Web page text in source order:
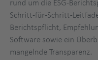
rund um die ESG-
Schritt-für-Schritt-
Berichtspflicht,
Software sowie ein
mangelnde Transparenz.